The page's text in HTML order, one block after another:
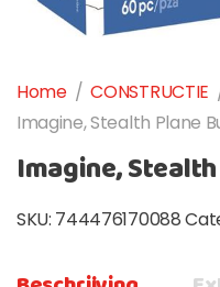
Home / CONSTRUCTIE
Imagine, Stealth Plane
Imagine,
SKU: 744476170088